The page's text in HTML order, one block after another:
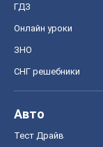
ГДЗ
Онлайн уроки
ЗНО
СНГ решебники
Авто
Тест Драйв